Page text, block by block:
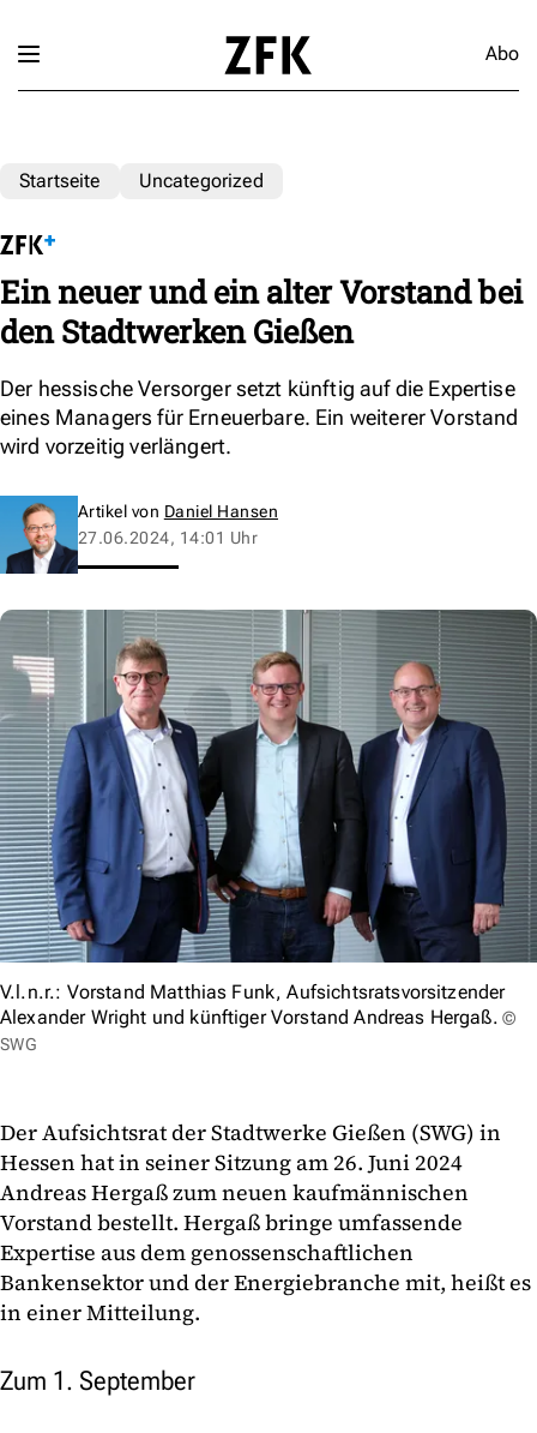
Abo
Startseite Uncategorized
Ein neuer und ein alter Vorstand bei
den Stadtwerken Gießen
Der hessische Versorger setzt künftig auf die Expertise
eines Managers für Erneuerbare. Ein weiterer Vorstand
wird vorzeitig verlängert.
Artikel von Daniel Hansen
27.06.2024, 14:01 Uhr
V.l.n.r.: Vorstand Matthias Funk, Aufsichtsratsvorsitzender
Alexander Wright und künftiger Vorstand Andreas Hergaß. ©
SWG
Der Aufsichtsrat der Stadtwerke Gießen (SWG) in
Hessen hat in seiner Sitzung am 26. Juni 2024
Andreas Hergaß zum neuen kaufmännischen
Vorstand bestellt. Hergaß bringe umfassende
Expertise aus dem genossenschaftlichen
Bankensektor und der Energiebranche mit, heißt es
in einer Mitteilung.
Zum 1. September